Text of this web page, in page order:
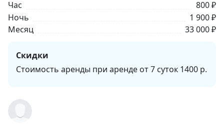
Час
800 ₽
Ночь
1 900 ₽
Месяц
33 000 ₽
Скидки
Стоимость аренды при аренде от 7 суток 1400 р.